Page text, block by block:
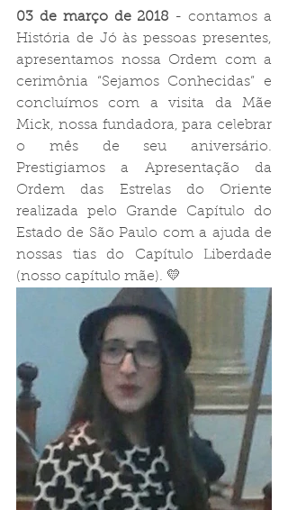
03 de março de 2018 - contamos a
História de Jó às pessoas presentes,
apresentamos nossa Ordem com a
cerimônia “Sejamos Conhecidas” e
concluímos com a visita da Mãe
Mick, nossa fundadora, para celebrar
o mês de seu aniversário.
Prestigiamos a Apresentação da
Ordem das Estrelas do Oriente
realizada pelo Grande Capítulo do
Estado de São Paulo com a ajuda de
nossas tias do Capítulo Liberdade
(nosso capítulo mãe). 💛